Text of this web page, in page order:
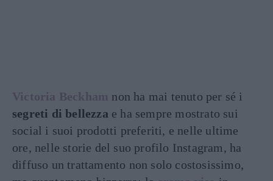
Victoria Beckham non ha mai tenuto per sé i
segreti di bellezza e ha sempre mostrato sui
social i suoi prodotti preferiti, e nelle ultime
ore, nelle storie del suo profilo Instagram, ha
diffuso un trattamento non solo costosissimo,